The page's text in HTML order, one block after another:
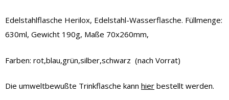
Edelstahlflasche Herilox, Edelstahl-Wasserflasche. Füllmenge:
630ml, Gewicht 190g, Maße 70x260mm,
Farben: rot,blau,grün,silber,schwarz (nach Vorrat)
Die umweltbewußte Trinkflasche kann hier bestellt werden.